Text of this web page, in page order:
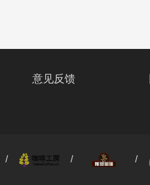
意见反馈